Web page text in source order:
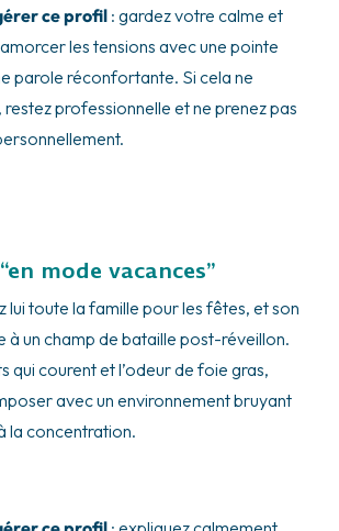
ce profil: gardez votre calme et
les tensions avec une pointe
parole réconfortante. Si cela ne
professionnelle et ne prenez pas
mode vacances”
lui toute la famille pour les fêtes, et son
à un champ de bataille post-réveillon.
qui courent et l’odeur de foie gras,
avec un environnement bruyant
la concentration.